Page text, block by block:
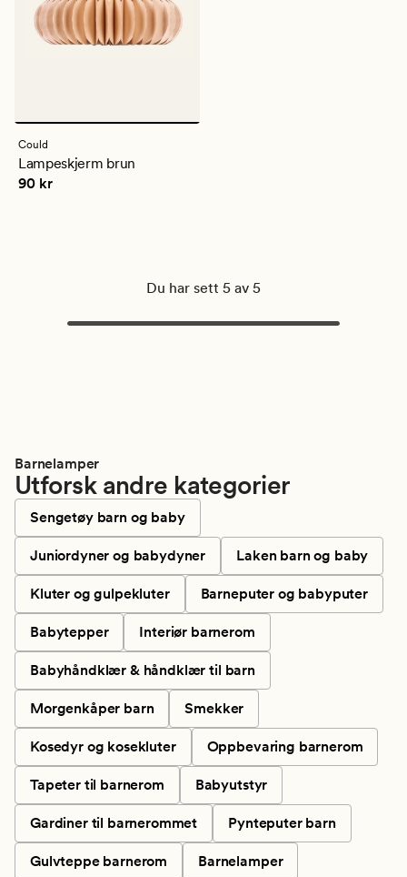
Could
Lampeskjerm brun
Pris 90 kr
90 kr
Du har sett 5 av 5
Barnelamper
Utforsk andre kategorier
Sengetøy barn og baby
Juniordyner og babydyner Laken barn og baby
Kluter og gulpekluter Barneputer og babyputer
Babytepper Interiør barnerom
Babyhåndklær & håndklær til barn
Morgenkåper barn Smekker
Kosedyr og kosekluter Oppbevaring barnerom
Tapeter til barnerom Babyutstyr
Gardiner til barnerommet Pynteputer barn
Gulvteppe barnerom Barnelamper